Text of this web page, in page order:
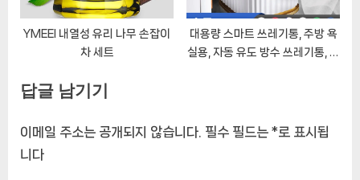
YMEEI 내열성 유리 나무 손잡이
차 세트
대용량 스마트 쓰레기통, 주방 욕
실용, 자동 유도 방수 쓰레기통, 뚜
답글 남기기
이메일 주소는 공개되지 않습니다. 필수 필드는 *로 표시됩
니다